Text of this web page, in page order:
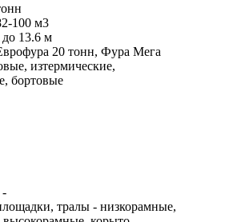
100 м3
до 13.6 м
20 тонн, Фура Мега
изтермические,
бортовые
-
тралы - низкорамные,